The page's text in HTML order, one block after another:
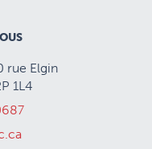
rue Elgin
1L4